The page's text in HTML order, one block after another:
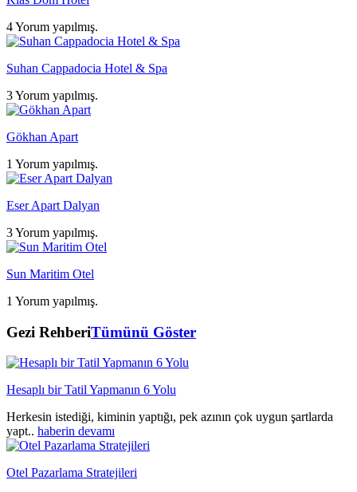
4 Yorum yapılmış.
Suhan Cappadocia Hotel & Spa
3 Yorum yapılmış.
Gökhan Apart
1 Yorum yapılmış.
Eser Apart Dalyan
3 Yorum yapılmış.
Sun Maritim Otel
1 Yorum yapılmış.
Gezi RehberiTümünü Göster
Hesaplı bir Tatil Yapmanın 6 Yolu
Herkesin istediği, kiminin yaptığı, pek azının çok uygun şartlarda
yapt.. haberin devamı
Otel Pazarlama Stratejileri